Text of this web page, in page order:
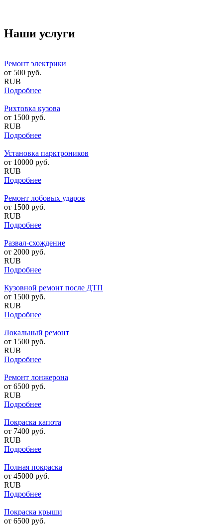
Наши услуги
Ремонт электрики
от 500 руб.
RUB
Подробнее
Рихтовка кузова
от 1500 руб.
RUB
Подробнее
Установка парктроников
от 10000 руб.
RUB
Подробнее
Ремонт лобовых ударов
от 1500 руб.
RUB
Подробнее
Развал-схождение
от 2000 руб.
RUB
Подробнее
Кузовной ремонт после ДТП
от 1500 руб.
RUB
Подробнее
Локальный ремонт
от 1500 руб.
RUB
Подробнее
Ремонт лонжерона
от 6500 руб.
RUB
Подробнее
Покраска капота
от 7400 руб.
RUB
Подробнее
Полная покраска
от 45000 руб.
RUB
Подробнее
Покраска крыши
от 6500 руб.